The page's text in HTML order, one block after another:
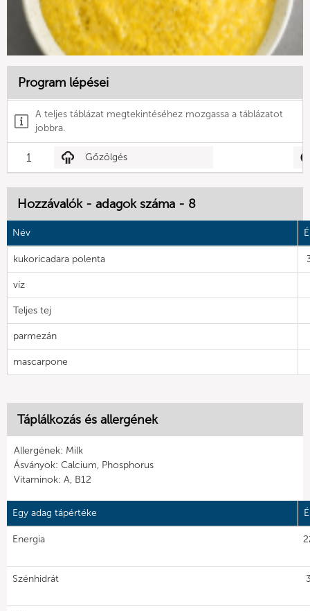
Program lépései
A teljes táblázat megtekintéséhez mozgassa a táblázatot
jobbra.
1 Gőzölgés
Hozzávalók - adagok száma - 8
Név
kukoricadara polenta
víz
Teljes tej
parmezán
mascarpone
Táplálkozás és allergének
Allergének: Milk
Ásványok: Calcium, Phosphorus
Vitaminok: A, B12
Egy adag tápértéke
Energia
Szénhidrát